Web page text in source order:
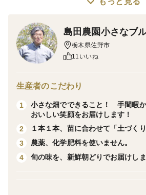
今年も、おいしい笑顔をお届けし
よろしくお願い致します。
・コリコリとした食感！くせのない
鮮やかな黄色がきれいなコリンキ
カボチャです。まずは、サラダや
ピクルスや漬物にも。またベーコ
め物
島田農園小さなブ
栃木県佐野市
11いいね
生産者のこだわり
1
小さな畑でできること！ 手間暇
おいしい笑顔をお届けします！
2
１本１本、苗に合わせて「土づくり
3
農薬、化学肥料を使いません。
4
旬の味を、新鮮朝どりでお届けしま